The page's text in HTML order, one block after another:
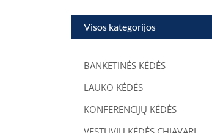
Visos kategorijos
BANKETINĖS KĖDĖS
LAUKO KĖDĖS
KONFERENCIJŲ KĖDĖS